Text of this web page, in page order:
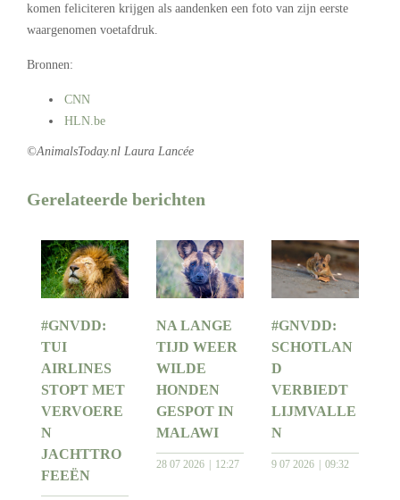
komen feliciteren krijgen als aandenken een foto van zijn eerste
waargenomen voetafdruk.
Bronnen:
CNN
HLN.be
©AnimalsToday.nl Laura Lancée
Gerelateerde berichten
#GNVDD:
TUI
AIRLINES
STOPT MET
VERVOERE
N
JACHTTRO
FEEËN
NA LANGE
TIJD WEER
WILDE
HONDEN
GESPOT IN
MALAWI
28 07 2026 12:27
#GNVDD:
SCHOTLAN
D
VERBIEDT
LIJMVALLE
N
9 07 2026 09:32